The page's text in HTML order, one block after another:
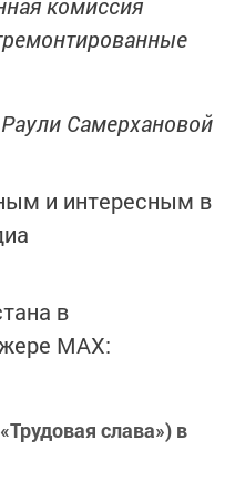
Самерхановой
и интересным в
в
MАХ:
слава») в